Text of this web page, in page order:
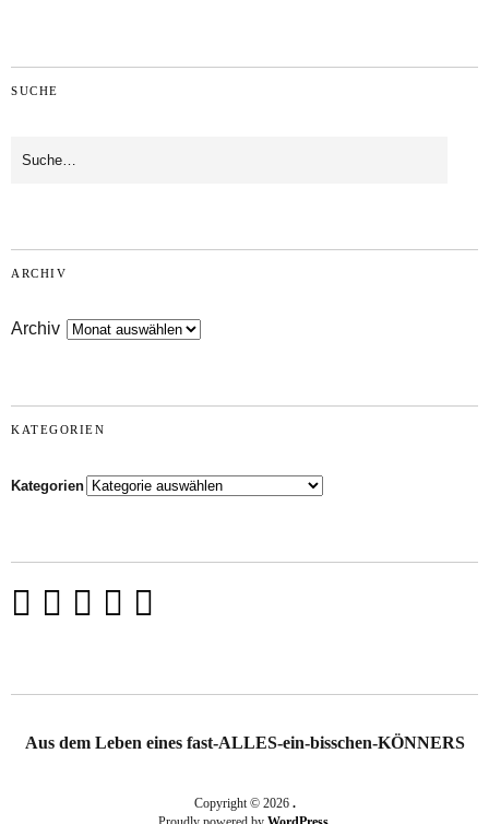
SUCHE
ARCHIV
Archiv
KATEGORIEN
Kategorien
Aus dem Leben eines fast-ALLES-ein-bisschen-KÖNNERS
Copyright © 2026 .